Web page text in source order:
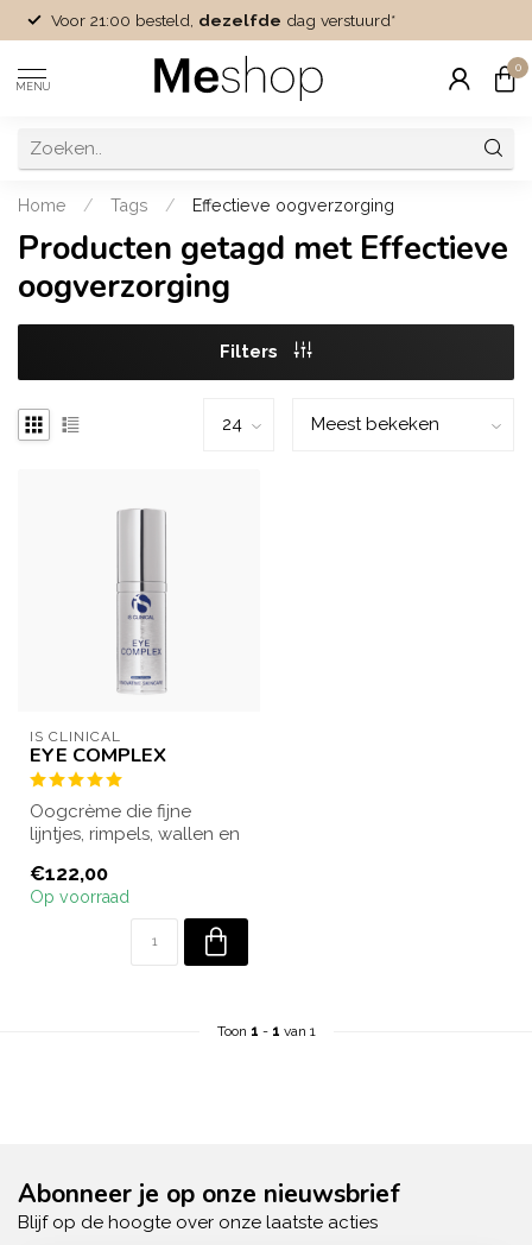
Voor 21:00 besteld, dezelfde dag verstuurd*
MENU
0
Home / Tags / Effectieve oogverzorging
Producten getagd met Effectieve
oogverzorging
Filters
IS CLINICAL
EYE COMPLEX
Oogcrème die fijne
lijntjes, rimpels, wallen en
zichtbaar vermin...
€122,00
Op voorraad
Toon 1 - 1 van 1
Abonneer je op onze nieuwsbrief
Blijf op de hoogte over onze laatste acties